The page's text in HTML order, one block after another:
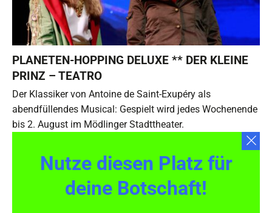
PLANETEN-HOPPING DELUXE ** DER KLEINE
PRINZ – TEATRO
Der Klassiker von Antoine de Saint-Exupéry als
abendfüllendes Musical: Gespielt wird jedes Wochenende
bis 2. August im Mödlinger Stadttheater.
Nutze diesen Platz für
deine Botschaft!